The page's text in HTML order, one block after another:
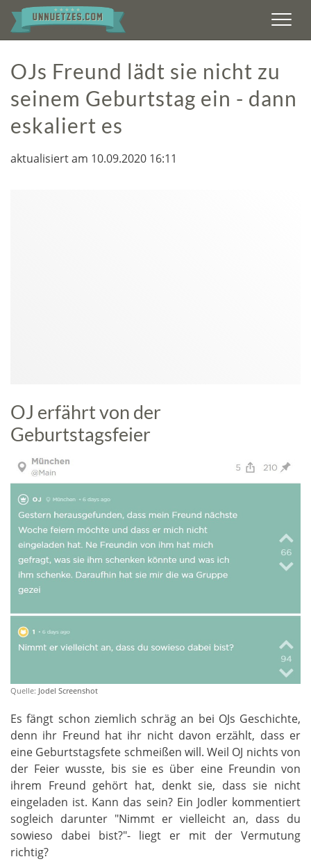
OJs Freund lädt sie nicht zu
seinem Geburtstag ein - dann
eskaliert es
aktualisiert am 10.09.2020 16:11
OJ erfährt von der
Geburtstagsfeier
Quelle: Jodel Screenshot
Es fängt schon ziemlich schräg an bei OJs Geschichte,
denn ihr Freund hat ihr nicht davon erzählt, dass er
eine Geburtstagsfete schmeißen will. Weil OJ nichts von
der Feier wusste, bis sie es über eine Freundin von
ihrem Freund gehört hat, denkt sie, dass sie nicht
eingeladen ist. Kann das sein? Ein Jodler kommentiert
sogleich darunter "Nimmt er vielleicht an, dass du
sowieso dabei bist?"- liegt er mit der Vermutung
richtig?